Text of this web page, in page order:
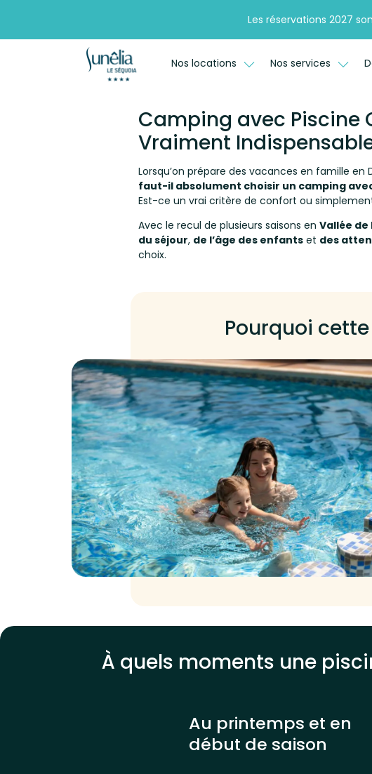
Les réservations 2027
Nos locations Nos services
Camping avec Piscine
Vraiment
Lorsqu’on prépare des vacances en famille
faut-il absolument choisir un camping
Est-ce un vrai critère de confort ou
Avec le recul de plusieurs saisons en Vallée
du séjour, de l’âge des enfantset des
choix.
Pourquoi
À quels moments une
Au printemps et en
début de saison